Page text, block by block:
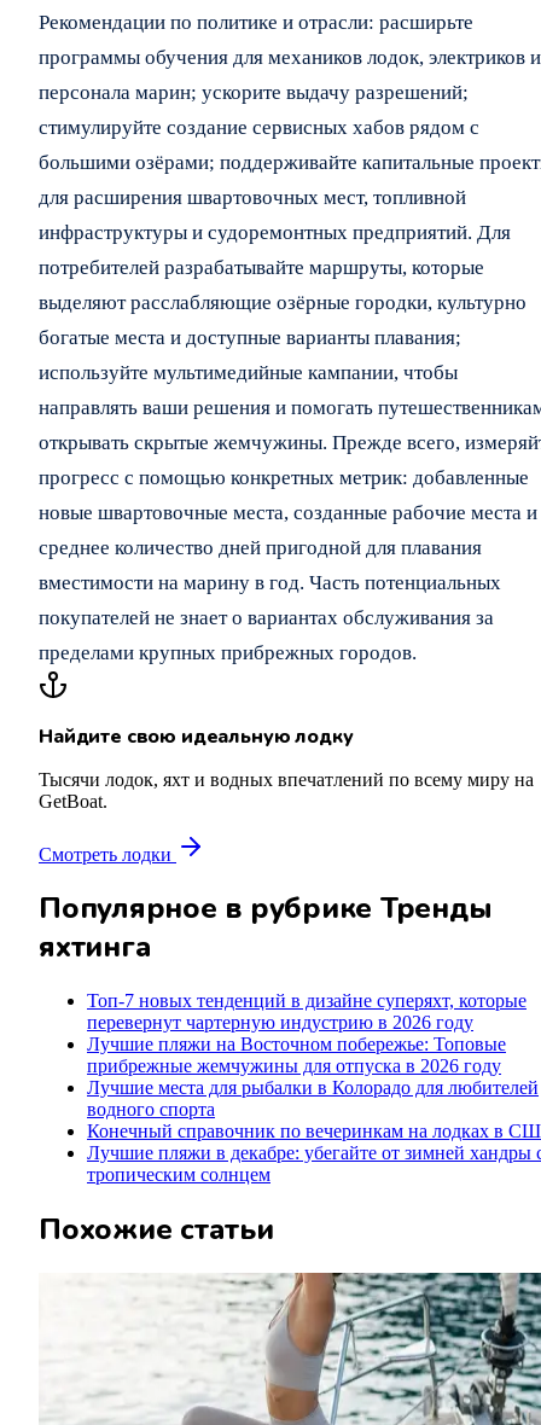
Рекомендации по политике и отрасли: расширьте
программы обучения для механиков лодок, электриков и
персонала марин; ускорите выдачу разрешений;
стимулируйте создание сервисных хабов рядом с
большими озёрами; поддерживайте капитальные
для расширения швартовочных мест, топливной
инфраструктуры и судоремонтных предприятий. Для
потребителей разрабатывайте маршруты, которые
выделяют расслабляющие озёрные городки, культурно
богатые места и доступные варианты плавания;
используйте мультимедийные кампании, чтобы
направлять ваши решения и помогать
открывать скрытые жемчужины. Прежде всего,
прогресс с помощью конкретных метрик: добавленные
новые швартовочные места, созданные рабочие места и
среднее количество дней пригодной для плавания
вместимости на марину в год. Часть потенциальных
покупателей не знает о вариантах обслуживания за
пределами крупных прибрежных городов.
Найдите свою идеальную лодку
Тысячи лодок, яхт и водных впечатлений по всему миру на
GetBoat.
Смотреть лодки
Популярное в рубрике Тренды
яхтинга
Топ-7 новых тенденций в дизайне суперяхт, которые
перевернут чартерную индустрию в 2026 году
Лучшие пляжи на Восточном побережье: Топовые
прибрежные жемчужины для отпуска в 2026 году
Лучшие места для рыбалки в Колорадо для любителей
водного спорта
Конечный справочник по вечеринкам на лодках в
Лучшие пляжи в декабре: убегайте от зимней хандры
тропическим солнцем
Похожие статьи